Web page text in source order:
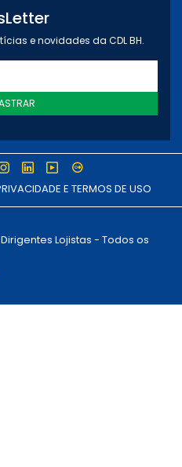
e novidades da CDL BH.
E TERMOS DE USO
Lojistas - Todos os